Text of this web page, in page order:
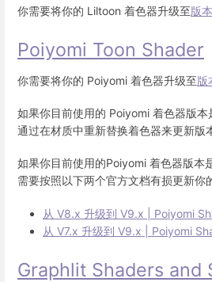
你需要将你的 Liltoon 着色器升级至版
Poiyomi Toon Shader
你需要将你的 Poiyomi 着色器升级至版
如果你目前使用的 Poiyomi 着色器版
通过在材质中重新替换着色器来更新版
如果你目前使用的Poiyomi 着色器版本
需要按照以下两个官方文档有损更新你
从 V8.x 升级到 V9.x | Poiyomi
从 V7.x 升级到 V9.x | Poiyomi
Graphlit Shaders and